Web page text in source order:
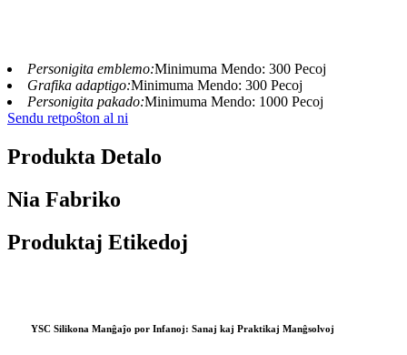
Personigita emblemo:Minimuma Mendo: 300 Pecoj
Grafika adaptigo:Minimuma Mendo: 300 Pecoj
Personigita pakado:Minimuma Mendo: 1000 Pecoj
Sendu retpoŝton al ni
Produkta Detalo
Nia Fabriko
Produktaj Etikedoj
YSC Silikona Manĝaĵo por Infanoj: Sanaj kaj Praktikaj Manĝsolvoj